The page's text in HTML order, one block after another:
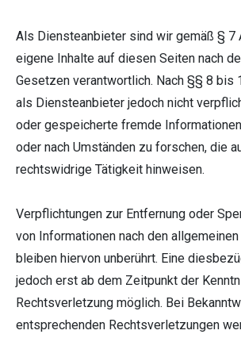
Als Diensteanbieter sind wir gemäß § 7
eigene Inhalte auf diesen Seiten nach
Gesetzen verantwortlich. Nach §§ 8 bis
als Diensteanbieter jedoch nicht
oder gespeicherte fremde
oder nach Umständen zu forschen, die
rechtswidrige Tätigkeit hinweisen.
Verpflichtungen zur Entfernung oder
von Informationen nach den
bleiben hiervon unberührt. Eine
jedoch erst ab dem Zeitpunkt der
Rechtsverletzung möglich. Bei
entsprechenden Rechtsverletzungen